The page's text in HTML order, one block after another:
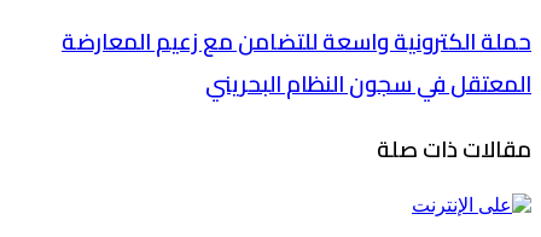
حملة الكترونية واسعة للتضامن مع زعيم المعارضة
المعتقل في سجون النظام البحريني
مقالات ذات صلة